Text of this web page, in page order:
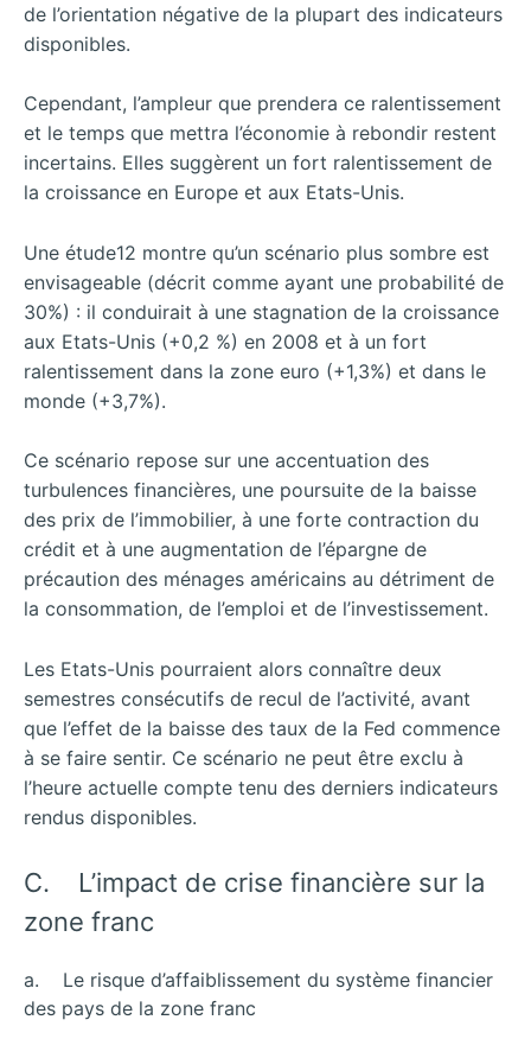
de l’orientation négative de la plupart des indicateurs
disponibles.
Cependant, l’ampleur que prendera ce ralentissement
et le temps que mettra l’économie à rebondir restent
incertains. Elles suggèrent un fort ralentissement de
la croissance en Europe et aux Etats-Unis.
Une étude12 montre qu’un scénario plus sombre est
envisageable (décrit comme ayant une probabilité de
30%) : il conduirait à une stagnation de la croissance
aux Etats-Unis (+0,2 %) en 2008 et à un fort
ralentissement dans la zone euro (+1,3%) et dans le
monde (+3,7%).
Ce scénario repose sur une accentuation des
turbulences financières, une poursuite de la baisse
des prix de l’immobilier, à une forte contraction du
crédit et à une augmentation de l’épargne de
précaution des ménages américains au détriment de
la consommation, de l’emploi et de l’investissement.
Les Etats-Unis pourraient alors connaître deux
semestres consécutifs de recul de l’activité, avant
que l’effet de la baisse des taux de la Fed commence
à se faire sentir. Ce scénario ne peut être exclu à
l’heure actuelle compte tenu des derniers indicateurs
rendus disponibles.
C. L’impact de crise financière sur la
zone franc
a. Le risque d’affaiblissement du système financier
des pays de la zone franc